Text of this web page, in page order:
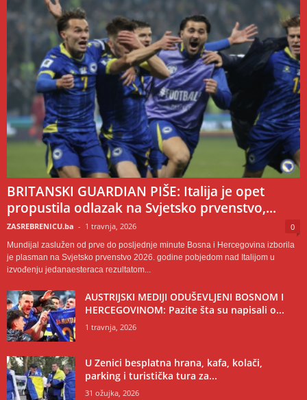
BRITANSKI GUARDIAN PIŠE: Italija je opet
propustila odlazak na Svjetsko prvenstvo,...
ZASREBRENICU.ba - 1 travnja, 2026 0
Mundijal zaslužen od prve do posljednje minute Bosna i Hercegovina izborila
je plasman na Svjetsko prvenstvo 2026. godine pobjedom nad Italijom u
izvođenju jedanaesteraca rezultatom...
AUSTRIJSKI MEDIJI ODUŠEVLJENI BOSNOM I
HERCEGOVINOM: Pazite šta su napisali o...
1 travnja, 2026
U Zenici besplatna hrana, kafa, kolači,
parking i turistička tura za...
31 ožujka, 2026